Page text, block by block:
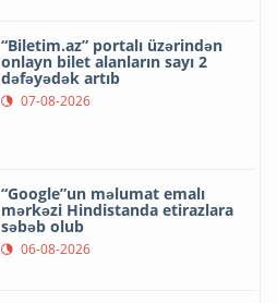
“Biletim.az” portalı üzərindən
onlayn bilet alanların sayı 2
dəfəyədək artıb
07-08-2026
“Google”un məlumat emalı
mərkəzi Hindistanda etirazlara
səbəb olub
06-08-2026